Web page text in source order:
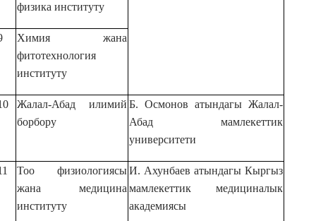
физика институту
Химия жана
фитотехнология
институту
Жалал-Абад илимий
борбору
Б. Осмонов атындагы Жалал-
Абад мамлекеттик
университети
Тоо физиологиясы
жана медицина
институту
И. Ахунбаев атындагы Кыргыз
мамлекеттик медициналык
академиясы